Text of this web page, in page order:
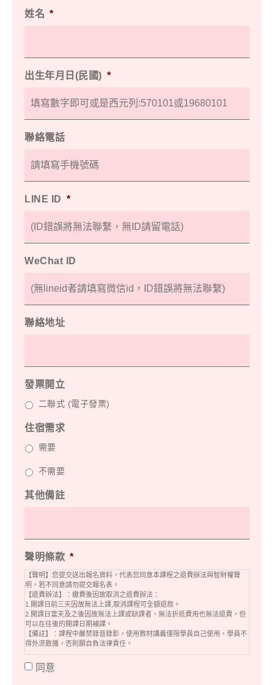
姓名 *
出生年月日(民國) *
聯絡電話
LINE ID *
WeChat ID
聯絡地址
發票開立
二聯式 (電子發票)
住宿需求
需要
不需要
其他備註
聲明條款 *
【聲明】您提交送出報名資料，代表您同意本課程之退費辦法與智財權聲
明，若不同意請勿提交報名表。
【退費辦法】：繳費後因故取消之退費辦法：
1.開課日前三天因故無法上課,取消課程可全額退款。
2.開課日當天及之後因故無法上課或缺課者，無法折抵費用也無法退費，但
可以在往後的開課日期補課。
【備註】：課程中嚴禁錄音錄影，使用教材講義僅限學員自己使用，學員不
得外流散播，否則願自負法律責任。
同意